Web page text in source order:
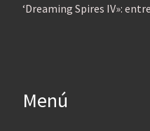
‘Dreaming Spires IV»:
Menú